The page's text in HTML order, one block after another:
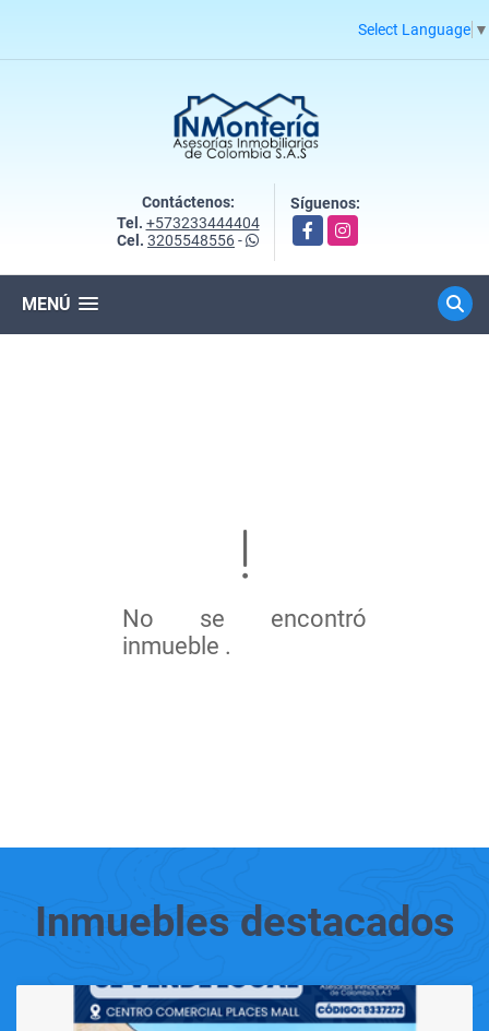
Select Language ▼
Contáctenos:
Tel. +573233444404
Cel. 3205548556-
Síguenos:
FacebookInstagram
MENÚ
No se encontró
inmueble .
Inmuebles destacados